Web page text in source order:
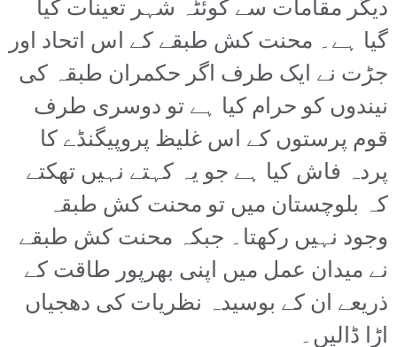
دیگر مقامات سے کوئٹہ شہر تعینات کیا
گیا ہے۔ محنت کش طبقے کے اس اتحاد اور
جڑت نے ایک طرف اگر حکمران طبقہ کی
نیندوں کو حرام کیا ہے تو دوسری طرف
قوم پرستوں کے اس غلیظ پروپیگنڈے کا
پردہ فاش کیا ہے جو یہ کہتے نہیں تھکتے
کہ بلوچستان میں تو محنت کش طبقہ
وجود نہیں رکھتا۔ جبکہ محنت کش طبقے
نے میدان عمل میں اپنی بھرپور طاقت کے
ذریعے ان کے بوسیدہ نظریات کی دھجیاں
اڑا ڈالیں۔